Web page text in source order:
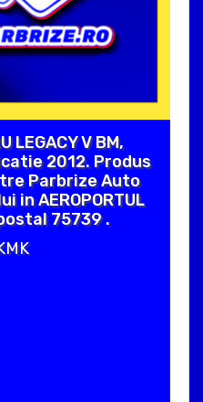
LEGACY V BM,
2012. Produs
Parbrize Auto
in AEROPORTUL
postal 75739 .